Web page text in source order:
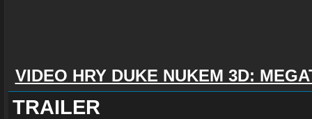
VIDEO HRY DUKE NUKEM 3D:
TRAILER